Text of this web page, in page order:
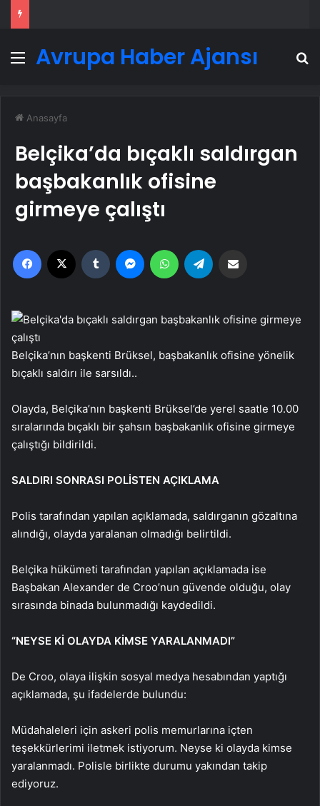
Menü
Avrupa Haber Ajansı
Anasayfa
Belçika’da bıçaklı saldırgan
başbakanlık ofisine
girmeye çalıştı
Facebook Tumblr MessengerWhatsApp
Belçika’nın başkenti Brüksel, başbakanlık ofisine yönelik
bıçaklı saldırı ile sarsıldı..
Olayda, Belçika’nın başkenti Brüksel’de yerel saatle 10.00
sıralarında bıçaklı bir şahsın başbakanlık ofisine girmeye
çalıştığı bildirildi.
SALDIRI SONRASI POLİSTEN AÇIKLAMA
Polis tarafından yapılan açıklamada, saldırganın gözaltına
alındığı, olayda yaralanan olmadığı belirtildi.
Belçika hükümeti tarafından yapılan açıklamada ise
Başbakan Alexander de Croo’nun güvende olduğu, olay
sırasında binada bulunmadığı kaydedildi.
“NEYSE Kİ OLAYDA KİMSE YARALANMADI”
De Croo, olaya ilişkin sosyal medya hesabından yaptığı
açıklamada, şu ifadelerde bulundu:
Müdahaleleri için askeri polis memurlarına içten
teşekkürlerimi iletmek istiyorum. Neyse ki olayda kimse
yaralanmadı. Polisle birlikte durumu yakından takip
ediyoruz.